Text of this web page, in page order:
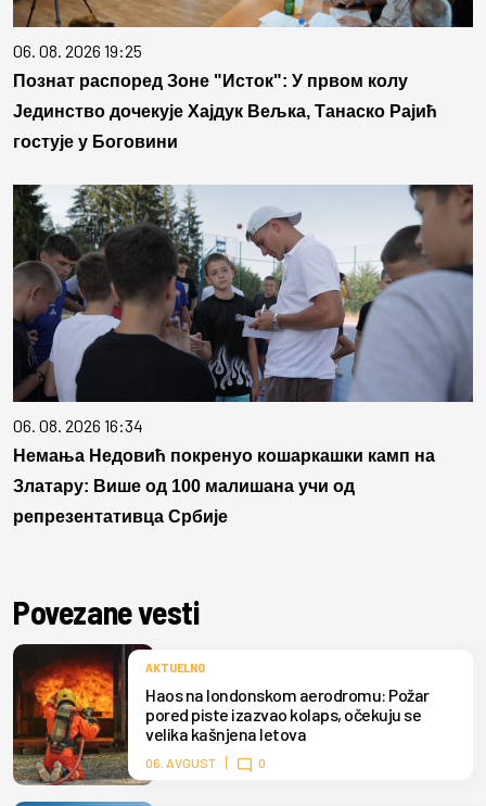
06. 08. 2026 19:25
Познат распоред Зоне "Исток": У првом колу
Јединство дочекује Хајдук Вељка, Танаско Рајић
гостује у Боговини
06. 08. 2026 16:34
Немања Недовић покренуо кошаркашки камп на
Златару: Више од 100 малишана учи од
репрезентативца Србије
Povezane vesti
AKTUELNO
Haos na londonskom aerodromu: Požar
pored piste izazvao kolaps, očekuju se
velika kašnjena letova
06. AVGUST 0